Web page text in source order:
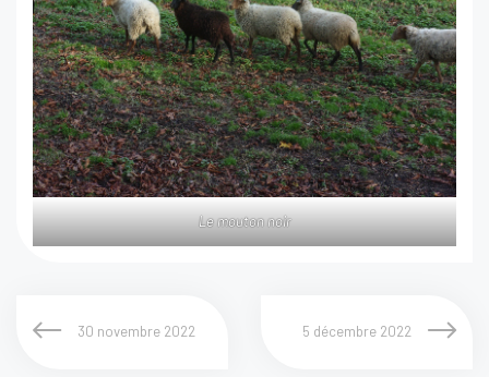
Le mouton noir
30 novembre 2022 5 décembre 2022